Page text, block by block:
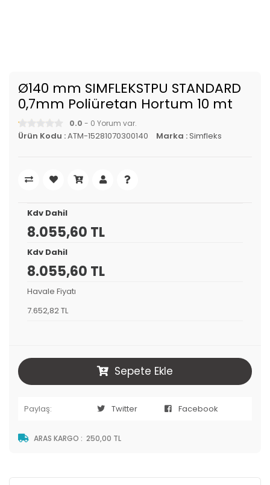
Ø140 mm SIMFLEKSTPU STANDARD
0,7mm Poliüretan Hortum 10 mt
0.0 - 0 Yorum var.
Ürün Kodu :ATM-15281070300140 Marka :Simfleks
Kdv Dahil
8.055,60 TL
Kdv Dahil
8.055,60 TL
Havale Fiyatı
7.652,82 TL
Sepete Ekle
Paylaş: Twitter Facebook
ARAS KARGO : 250,00 TL